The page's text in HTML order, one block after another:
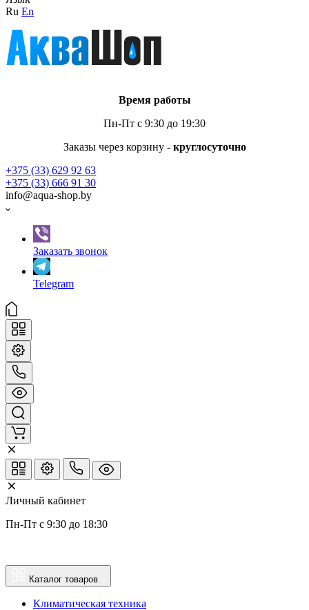
Ru En
Время работы
Пн-Пт с 9:30 до 19:30
Заказы через корзину - круглосуточно
+375 (33) 629 92 63
+375 (33) 666 91 30
info@aqua-shop.by
Заказать звонок
Telegram
Личный кабинет
Пн-Пт с 9:30 до 18:30
Каталог товаров
Климатическая техника